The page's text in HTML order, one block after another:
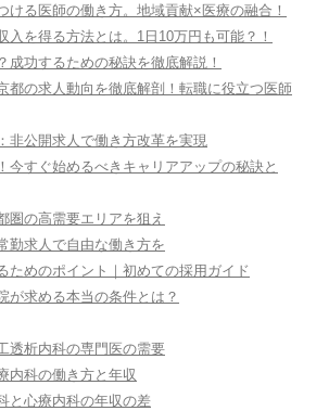
ける医師の働き方。地域貢献×医療の融合！
入を得る方法とは。1日10万円も可能？！
成功するための秘訣を徹底解説！
都の求人動向を徹底解剖！転職に役立つ医師
非公開求人で働き方改革を実現
今すぐ始めるべきキャリアアップの秘訣と
圏の高需要エリアを狙え
勤求人で自由な働き方を
ためのポイント｜初めての採用ガイド
が求める本当の条件とは？
透析内科の専門医の需要
内科の働き方と年収
と心療内科の年収の差